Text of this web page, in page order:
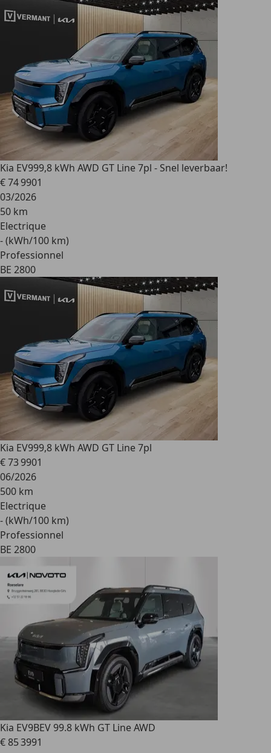
Kia EV999,8 kWh AWD GT Line 7pl - Snel leverbaar!
€ 74 9901
03/2026
50 km
Electrique
- (kWh/100 km)
Professionnel
BE 2800
Kia EV999,8 kWh AWD GT Line 7pl
€ 73 9901
06/2026
500 km
Electrique
- (kWh/100 km)
Professionnel
BE 2800
Kia EV9BEV 99.8 kWh GT Line AWD
€ 85 3991